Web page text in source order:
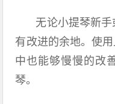
无论小提琴新
有改进的余地。使
中也能够慢慢的改
琴。